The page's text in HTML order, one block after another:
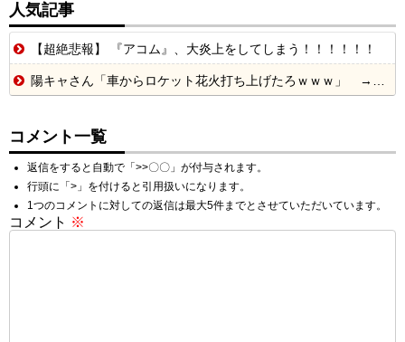
人気記事
【超絶悲報】 『アコム』、大炎上をしてしまう！！！！！！
陽キャさん「車からロケット花火打ち上げたろｗｗｗ」 → サンルーフが閉まっていて無事車内に発射
コメント一覧
返信をすると自動で「>>〇〇」が付与されます。
行頭に「>」を付けると引用扱いになります。
1つのコメントに対しての返信は最大5件までとさせていただいています。
コメント ※